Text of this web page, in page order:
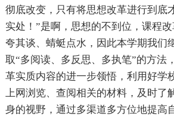
彻底改变，只有将思想改革进行到底
实处！”是啊，思想的不到位，课程
夸其谈、蜻蜓点水，因此本学期我们
取“多阅读、多反思、多执笔”的方法
革实质内容的进一步领悟，利用好学
上网浏览、查阅相关的材料，及时了
身的视野，通过多渠道多方位地提高